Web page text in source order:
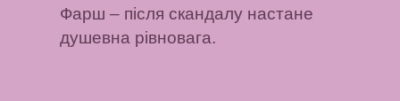
Фарш – після скандалу настане
душевна рівновага.